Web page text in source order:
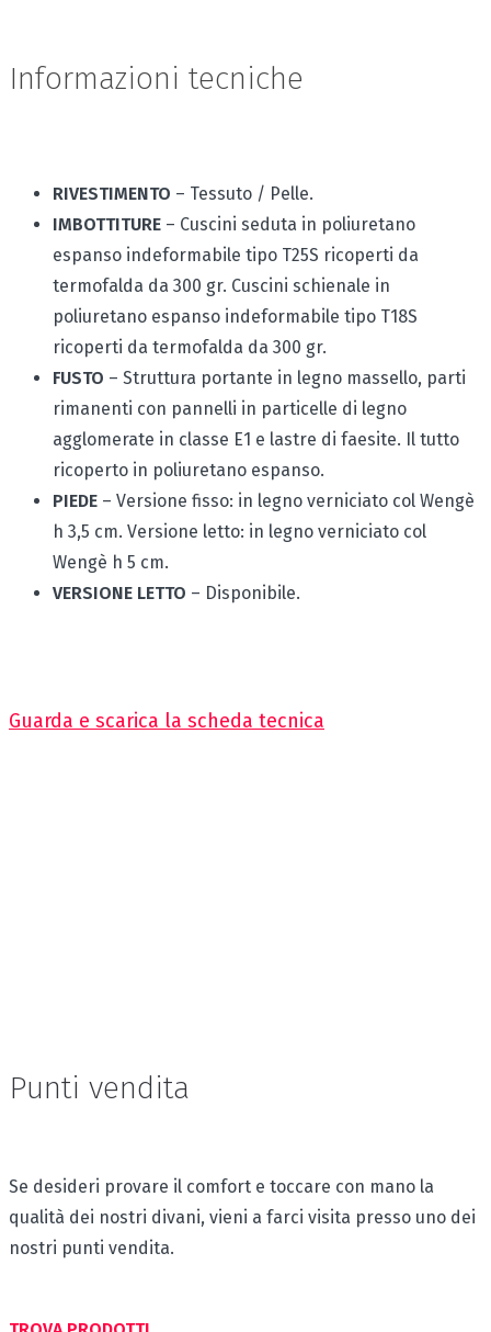
Informazioni tecniche
RIVESTIMENTO – Tessuto / Pelle.
IMBOTTITURE – Cuscini seduta in poliuretano
espanso indeformabile tipo T25S ricoperti da
termofalda da 300 gr. Cuscini schienale in
poliuretano espanso indeformabile tipo T18S
ricoperti da termofalda da 300 gr.
FUSTO – Struttura portante in legno massello, parti
rimanenti con pannelli in particelle di legno
agglomerate in classe E1 e lastre di faesite. Il tutto
ricoperto in poliuretano espanso.
PIEDE – Versione fisso: in legno verniciato col Wengè
h 3,5 cm. Versione letto: in legno verniciato col
Wengè h 5 cm.
VERSIONE LETTO – Disponibile.
Guarda e scarica la scheda tecnica
Punti vendita
Se desideri provare il comfort e toccare con mano la
qualità dei nostri divani, vieni a farci visita presso uno dei
nostri punti vendita.